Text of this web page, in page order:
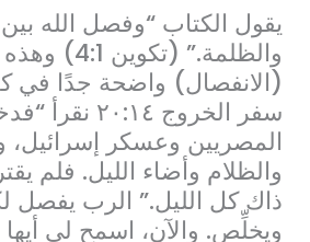
يقول الكتاب “وفصل الله بين
والظلمة.”
(الانفصال) واضحة جدًا في
سفر الخروج
المصريين وعسكر
والظلام وأضاء الليل. فلم
ذاك كل الليل.” الرب يفصل
ويخلِّص. والآن، اسمح لي أيها